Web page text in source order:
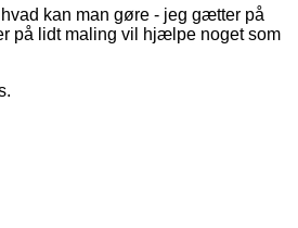
kan man gøre - jeg gætter på
på lidt maling vil hjælpe noget som